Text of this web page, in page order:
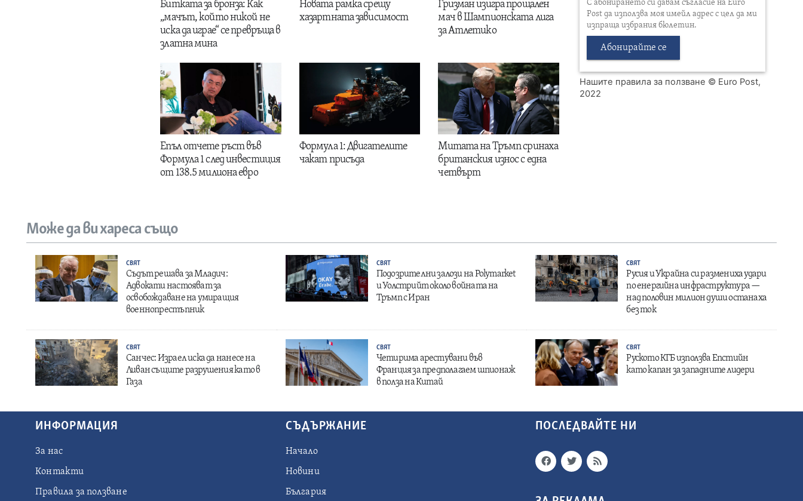
Битката за бронза: Как
„мачът, който никой не
иска да играе“ се превръща в
златна мина
Новата рамка срещу
хазартната зависимост
Гризман изигра прощален
мач в Шампионската лига
за Атлетико
Епъл отчете ръст във
Формула 1 след инвестиция
от 138.5 милиона евро
Формула 1: Двигателите
чакат присъда
Митата на Тръмп сринаха
британския износ с една
четвърт
С абонирането си давам съгласие на Euro
Post да използва моя имейл адрес с цел да ми
изпраща избрания бюлетин.
Абонирайте се
Нашите правила за ползване © Euro Post,
2022
Може да ви хареса също
СВЯТ
Съдът решава за Младич:
Адвокати настояват за
освобождаване на умиращия
военнопрестъпник
СВЯТ
Подозрителни залози на Polymarket
и Уолстрийт около войната на
Тръмп с Иран
СВЯТ
Русия и Украйна си размениха удари
по енергийна инфраструктура —
над половин милион души останаха
без ток
СВЯТ
Санчес: Израел иска да нанесе на
Ливан същите разрушения като в
Газа
СВЯТ
Четирима арестувани във
Франция за предполагаем шпионаж
в полза на Китай
СВЯТ
Руското КГБ използва Епстийн
като капан за западните лидери
ИНФОРМАЦИЯ
За нас
Контакти
Правила за ползване
СЪДЪРЖАНИЕ
Начало
Новини
България
ПОСЛЕДВАЙТЕ НИ